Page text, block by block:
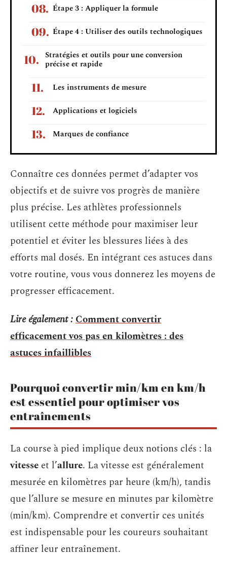
Étape 3 : Appliquer la formule
Étape 4 : Utiliser des outils technologiques
Stratégies et outils pour une conversion
précise et rapide
Les instruments de mesure
Applications et logiciels
Marques de confiance
Connaître ces données permet d’adapter vos
objectifs et de suivre vos progrès de manière
plus précise. Les athlètes professionnels
utilisent cette méthode pour maximiser leur
potentiel et éviter les blessures liées à des
efforts mal dosés. En intégrant ces astuces dans
votre routine, vous vous donnerez les moyens de
progresser efficacement.
Lire également :Comment convertir
efficacement vos pas en kilomètres : des
astuces infaillibles
Pourquoi convertir min/km en km/h
est essentiel pour optimiser vos
entraînements
La course à pied implique deux notions clés : la
vitesse et l’allure. La vitesse est généralement
mesurée en kilomètres par heure (km/h), tandis
que l’allure se mesure en minutes par kilomètre
(min/km). Comprendre et convertir ces unités
est indispensable pour les coureurs souhaitant
affiner leur entraînement.